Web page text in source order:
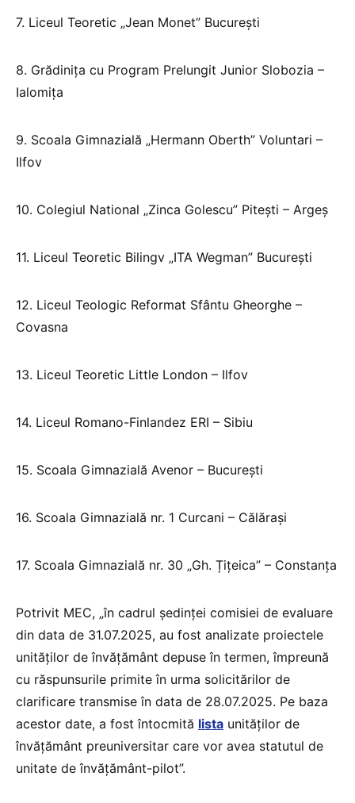
7. Liceul Teoretic „Jean Monet” București
8. Grădinița cu Program Prelungit Junior Slobozia –
Ialomița
9. Scoala Gimnazială „Hermann Oberth” Voluntari –
Ilfov
10. Colegiul National „Zinca Golescu” Pitești – Argeș
11. Liceul Teoretic Bilingv „ITA Wegman” București
12. Liceul Teologic Reformat Sfântu Gheorghe –
Covasna
13. Liceul Teoretic Little London – Ilfov
14. Liceul Romano-Finlandez ERI – Sibiu
15. Scoala Gimnazială Avenor – București
16. Scoala Gimnazială nr. 1 Curcani – Călărași
17. Scoala Gimnazială nr. 30 „Gh. Țițeica” – Constanța
Potrivit MEC, „în cadrul ședinței comisiei de evaluare
din data de 31.07.2025, au fost analizate proiectele
unităților de învățământ depuse în termen, împreună
cu răspunsurile primite în urma solicitărilor de
clarificare transmise în data de 28.07.2025. Pe baza
acestor date, a fost întocmită lista unităților de
învățământ preuniversitar care vor avea statutul de
unitate de învățământ-pilot”.